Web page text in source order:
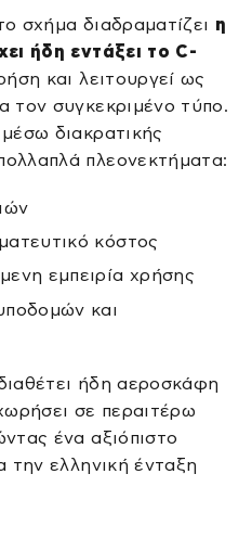
σχήμα διαδραματίζει η
ήδη εντάξει το C-
και λειτουργεί ως
τον συγκεκριμένο τύπο.
διακρατικής
πλεονεκτήματα:
κόστος
εμπειρία χρήσης
και
ήδη αεροσκάφη
σε περαιτέρω
ένα αξιόπιστο
την ελληνική ένταξη